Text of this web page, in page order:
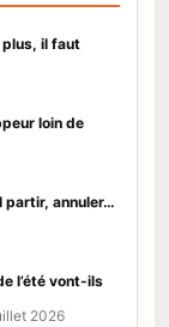
plus, il faut
loin de
partir, annuler…
l’été vont-ils
2026